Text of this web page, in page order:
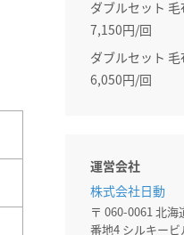
ダブルセット
7,150円/回
ダブルセット
6,050円/回
運営会社
株式会社日動
〒 060-0061 北
番地4 シルキービ